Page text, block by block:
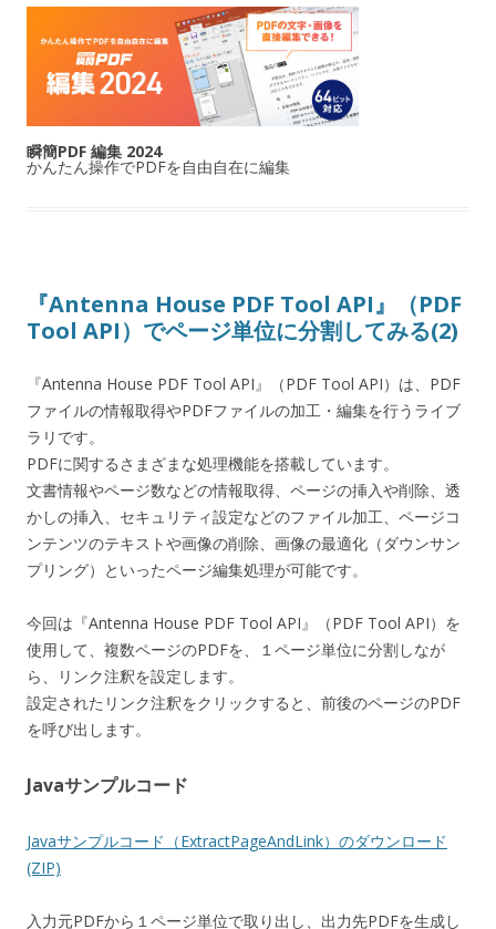
瞬簡PDF 編集 2024
かんたん操作でPDFを自由自在に編集
『Antenna House PDF Tool API』（PDF
Tool API）でページ単位に分割してみる(2)
『Antenna House PDF Tool API』（PDF Tool API）は、PDF
ファイルの情報取得やPDFファイルの加工・編集を行うライブ
ラリです。
PDFに関するさまざまな処理機能を搭載しています。
文書情報やページ数などの情報取得、ページの挿入や削除、透
かしの挿入、セキュリティ設定などのファイル加工、ページコ
ンテンツのテキストや画像の削除、画像の最適化（ダウンサン
プリング）といったページ編集処理が可能です。
今回は『Antenna House PDF Tool API』（PDF Tool API）を
使用して、複数ページのPDFを、１ページ単位に分割しなが
ら、リンク注釈を設定します。
設定されたリンク注釈をクリックすると、前後のページのPDF
を呼び出します。
Javaサンプルコード
Javaサンプルコード（ExtractPageAndLink）のダウンロード
(ZIP)
入力元PDFから１ページ単位で取り出し、出力先PDFを生成し